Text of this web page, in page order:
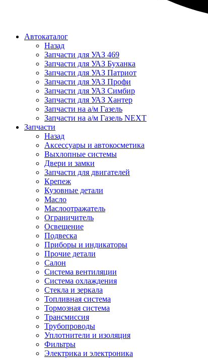
Автокаталог
Назад
Запчасти для УАЗ 469
Запчасти для УАЗ Буханка
Запчасти для УАЗ Патриот
Запчасти для УАЗ Профи
Запчасти для УАЗ Симбир
Запчасти для УАЗ Хантер
Запчасти на а/м Газель
Запчасти на а/м Газель NEXT
Запчасти
Назад
Аксессуары и автокосметика
Выхлопные системы
Двери и замки
Запчасти для двигателей
Крепеж
Кузовные детали
Масло
Маслоотражатель
Ограничитель
Освещение
Подвеска
Приборы и индикаторы
Прочие детали
Салон
Система вентиляции
Система охлаждения
Стекла и зеркала
Топливная система
Тормозная система
Трансмиссия
Трубопроводы
Уплотнители и изоляция
Фильтры
Электрика и электроника